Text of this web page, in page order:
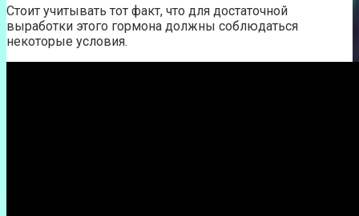
Стоит учитывать тот факт, что для достаточной
выработки этого гормона должны соблюдаться
некоторые условия.